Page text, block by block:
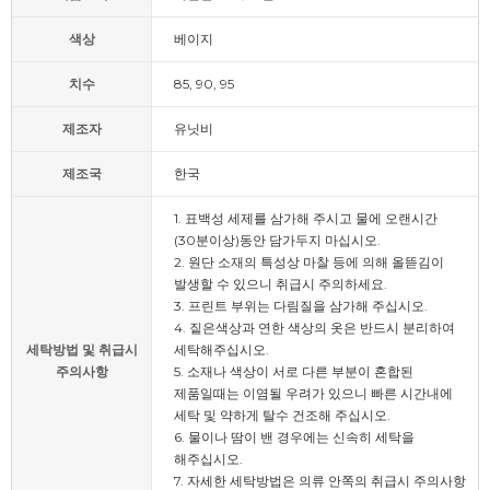
색상 베이지
치수 85, 90, 95
제조자 유닛비
제조국 한국
세탁방법 및 취급시
주의사항
1. 표백성 세제를 삼가해 주시고 물에 오랜시간
(30분이상)동안 담가두지 마십시오.
2. 원단 소재의 특성상 마찰 등에 의해 올뜯김이
발생할 수 있으니 취급시 주의하세요.
3. 프린트 부위는 다림질을 삼가해 주십시오.
4. 짙은색상과 연한 색상의 옷은 반드시 분리하여
세탁해주십시오.
5. 소재나 색상이 서로 다른 부분이 혼합된
제품일때는 이염될 우려가 있으니 빠른 시간내에
세탁 및 약하게 탈수 건조해 주십시오.
6. 물이나 땀이 밴 경우에는 신속히 세탁을
해주십시오.
7. 자세한 세탁방법은 의류 안쪽의 취급시 주의사항